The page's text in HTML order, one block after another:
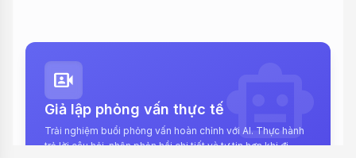
smart_toy
video_camera_front
Giả lập phỏng vấn thực tế
Trải nghiệm buổi phỏng vấn hoàn chỉnh với AI. Thực hành
trả lời câu hỏi, nhận phản hồi chi tiết và tự tin hơn khi đi